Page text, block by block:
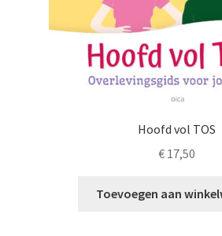
Hoofd vol TOS
€17,50
Toevoegen aan